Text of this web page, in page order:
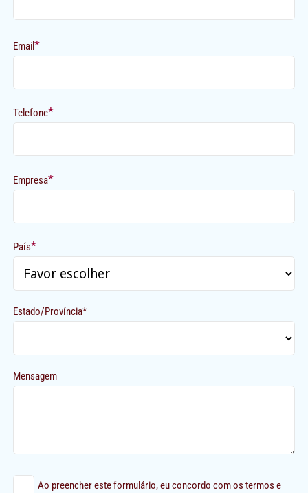
Email*
Telefone*
Empresa*
País*
Estado/Província*
Mensagem
Ao preencher este formulário, eu concordo com os termos e